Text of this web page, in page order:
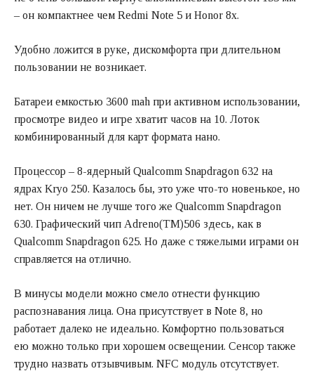
– он компактнее чем Redmi Note 5 и Honor 8x.
Удобно ложится в руке, дискомфорта при длительном
пользовании не возникает.
Батареи емкостью 3600 mah при активном использовании,
просмотре видео и игре хватит часов на 10. Лоток
комбинированный для карт формата нано.
Процессор – 8-ядерный Qualcomm Snapdragon 632 на
ядрах Kryo 250. Казалось бы, это уже что-то новенькое, но
нет. Он ничем не лучше того же Qualcomm Snapdragon
630. Графический чип Adreno(TM)506 здесь, как в
Qualcomm Snapdragon 625. Но даже с тяжелыми играми он
справляется на отлично.
В минусы модели можно смело отнести функцию
распознавания лица. Она присутствует в Note 8, но
работает далеко не идеально. Комфортно пользоваться
ею можно только при хорошем освещении. Сенсор также
трудно назвать отзывчивым. NFC модуль отсутствует.